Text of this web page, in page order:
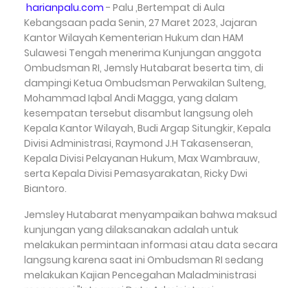
harianpalu.com - Palu ,Bertempat di Aula
Kebangsaan pada Senin, 27 Maret 2023, Jajaran
Kantor Wilayah Kementerian Hukum dan HAM
Sulawesi Tengah menerima Kunjungan anggota
Ombudsman RI, Jemsly Hutabarat beserta tim, di
dampingi Ketua Ombudsman Perwakilan Sulteng,
Mohammad Iqbal Andi Magga, yang dalam
kesempatan tersebut disambut langsung oleh
Kepala Kantor Wilayah, Budi Argap Situngkir, Kepala
Divisi Administrasi, Raymond J.H Takasenseran,
Kepala Divisi Pelayanan Hukum, Max Wambrauw,
serta Kepala Divisi Pemasyarakatan, Ricky Dwi
Biantoro.
Jemsley Hutabarat menyampaikan bahwa maksud
kunjungan yang dilaksanakan adalah untuk
melakukan permintaan informasi atau data secara
langsung karena saat ini Ombudsman RI sedang
melakukan Kajian Pencegahan Maladministrasi